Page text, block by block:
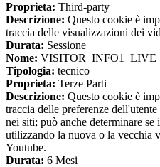
Proprieta: Third-party
Descrizione: Questo cookie è
traccia delle visualizzazioni dei
Durata: Sessione
Nome: VISITOR_INFO1_LIVE
Tipologia: tecnico
Proprieta: Terze Parti
Descrizione: Questo cookie è
traccia delle preferenze
nei siti; può anche determinare
utilizzando la nuova o la vecchia
Youtube.
Durata: 6 Mesi